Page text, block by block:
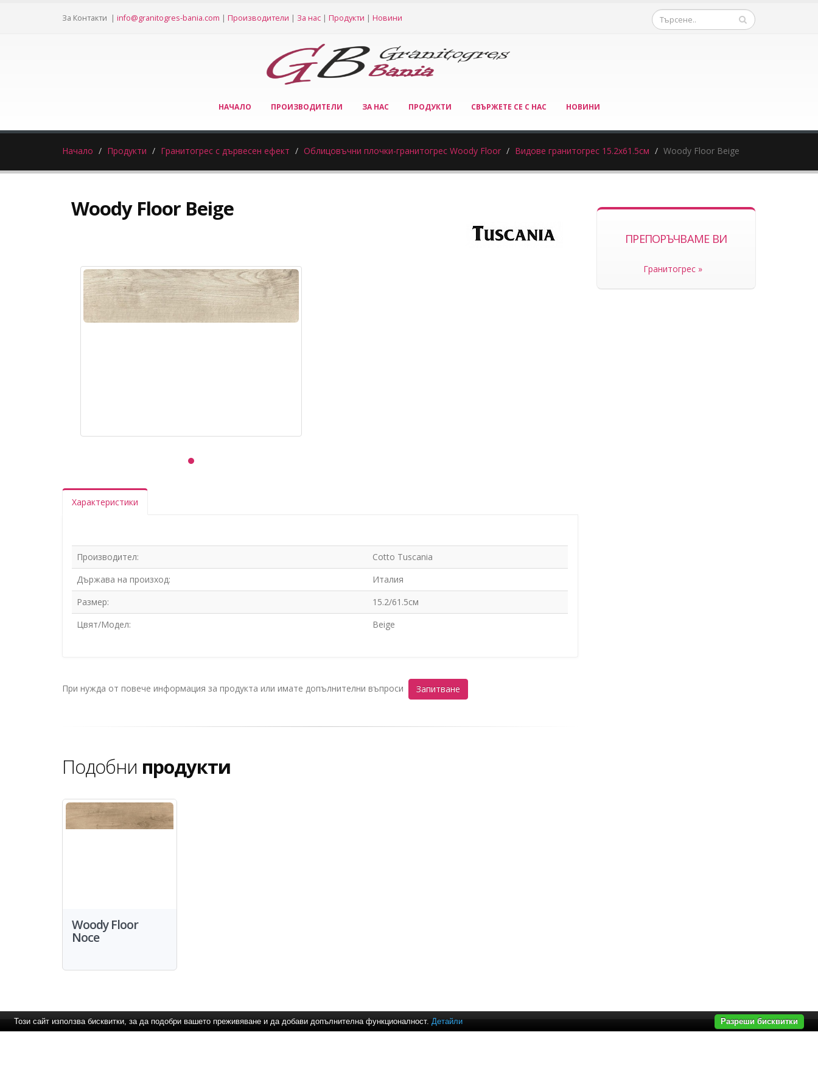
За Контакти | info@granitogres-bania.com | Производители | За нас | Продукти | Новини
НАЧАЛО ПРОИЗВОДИТЕЛИ ЗА НАС ПРОДУКТИ СВЪРЖЕТЕ СЕ С НАС НОВИНИ
Начало Продукти Гранитогрес с дървесен ефект Облицовъчни плочки-гранитогрес Woody Floor Видове гранитогрес 15.2х61.5см Woody Floor Beige
Woody Floor Beige
Характеристики
Производител:
Cotto Tuscania
Държава на произход:
Италия
Размер:
15.2/61.5см
Цвят/Модел:
Beige
При нужда от повече информация за продукта или имате допълнителни въпроси Запитване
Подобни продукти
Woody Floor
Noce
ПРЕПОРЪЧВАМЕ ВИ
Гранитогрес »
Този сайт използва бисквитки, за да подобри вашето преживяване и да добави допълнителна функционалност. Детайли Разреши бисквитки